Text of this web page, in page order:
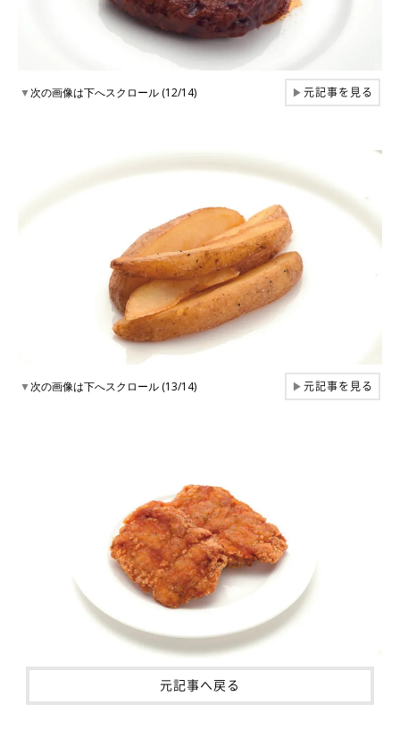
▼次の画像は下へスクロール (12/14) ▶元記事を見る
▼次の画像は下へスクロール (13/14) ▶元記事を見る
元記事へ戻る